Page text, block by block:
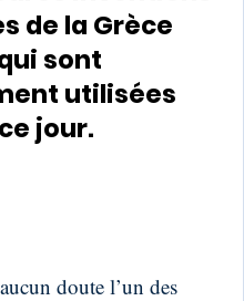
de la Grèce
sont
utilisées
jour.
doute l’un des